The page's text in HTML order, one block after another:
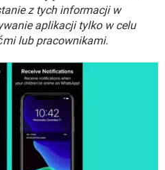
z tych informacji w
aplikacji tylko w celu
lub pracownikami.